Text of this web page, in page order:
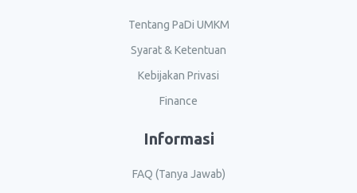
Tentang PaDi UMKM
Syarat & Ketentuan
Kebijakan Privasi
Finance
Informasi
FAQ (Tanya Jawab)